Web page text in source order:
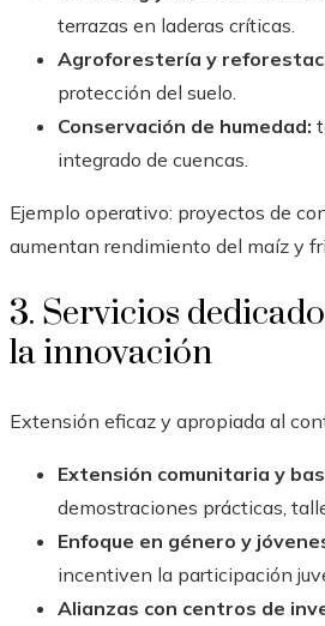
terrazas en laderas críticas.
Agroforestería y
protección del suelo.
Conservación de humedad:
integrado de cuencas.
Ejemplo operativo: proyectos de
aumentan rendimiento del maíz y
3. Servicios
la innovación
Extensión eficaz y apropiada al
Extensión comunitaria y
demostraciones prácticas,
Enfoque en género y
incentiven la participación
Alianzas con centros de